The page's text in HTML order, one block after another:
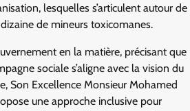
lesquelles s’articulent autour de
de mineurs toxicomanes.
en la matière, précisant que
sociale s’aligne avec la vision du
Son Excellence Monsieur Mohamed
une approche inclusive pour